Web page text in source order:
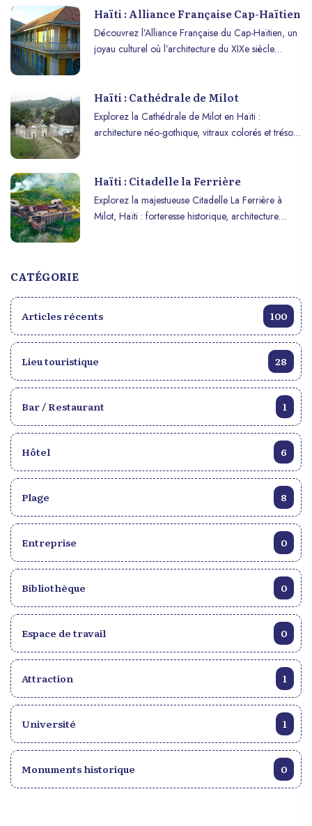
Haïti : Alliance Française Cap-Haïtien
Découvrez l’Alliance Française du Cap-Haïtien, un
joyau culturel où l’architecture du XIXe siècle
Haïti : Cathédrale de Milot
Explorez la Cathédrale de Milot en Haïti :
architecture néo-gothique, vitraux colorés et trésor
Haïti : Citadelle la Ferrière
Explorez la majestueuse Citadelle La Ferrière à
Milot, Haïti : forteresse historique, architecture
CATÉGORIE
Articles récents 100
Lieu touristique 28
Bar / Restaurant 1
Hôtel 6
Plage 8
Entreprise 0
Bibliothèque 0
Espace de travail 0
Attraction 1
Université 1
Monuments historique 0